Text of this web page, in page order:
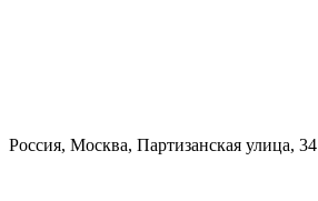
Россия, Москва, Партизанская улица, 34